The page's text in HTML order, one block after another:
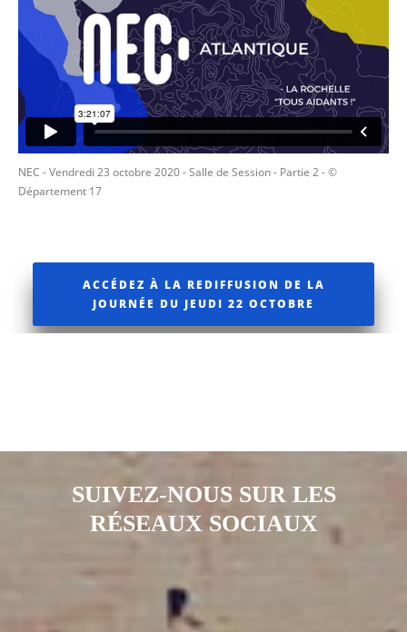
NEC - Vendredi 23 octobre 2020 - Salle de Session - Partie 2- ©
Département 17
ACCÉDEZ À LA REDIFFUSION DE LA
JOURNÉE DU JEUDI 22 OCTOBRE
SUIVEZ-NOUS SUR LES
RÉSEAUX SOCIAUX
Notre page Instagram
Notre page Facebook
Notre page X